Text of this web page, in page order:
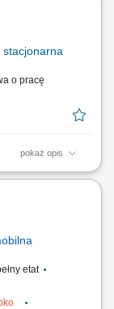
klientów.
pracy.
stacjonarna
o pracę
pokaż opis
a
cechy
relacji z klientami,
etat